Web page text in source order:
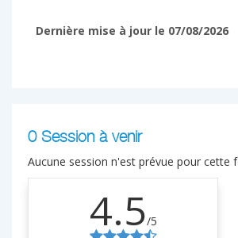
Dernière mise à jour le 07/08/2026
0 Session à venir
Aucune session n'est prévue pour cette
4.5/5